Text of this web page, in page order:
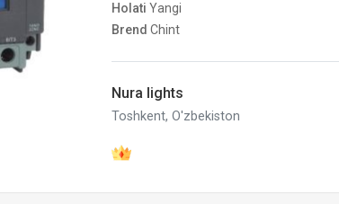
Holati Yangi
Brend Chint
Nura lights
Toshkent, O'zbekiston